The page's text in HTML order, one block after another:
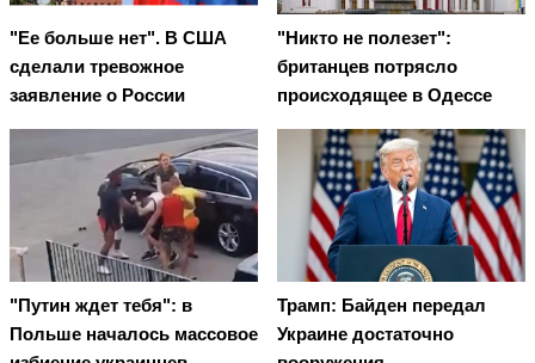
"Ее больше нет". В США
сделали тревожное
заявление о России
"Никто не полезет":
британцев потрясло
происходящее в Одессе
"Путин ждет тебя": в
Польше началось массовое
Трамп: Байден передал
Украине достаточно